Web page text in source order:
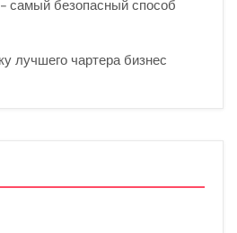
самый безопасный способ
лучшего чартера бизнес